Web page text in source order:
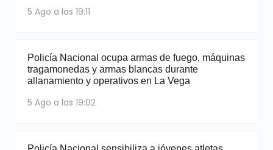
5 Ago a las 19:11
Policía Nacional ocupa armas de fuego, máquinas
tragamonedas y armas blancas durante
allanamiento y operativos en La Vega
5 Ago a las 19:02